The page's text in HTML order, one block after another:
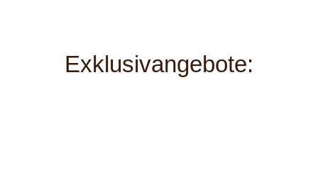
Exklusivangebote: